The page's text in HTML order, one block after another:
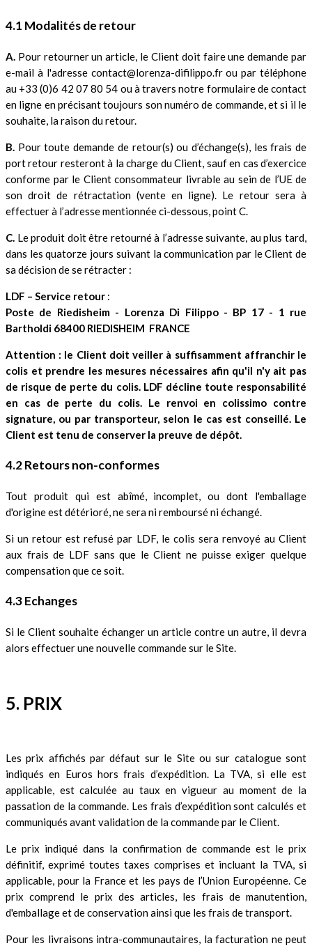
4.1 Modalités de retour
A. Pour retourner un article, le Client doit faire une demande par
e-mail à l'adresse contact@lorenza-difilippo.fr ou par téléphone
au +33 (0)6 42 07 80 54 ou à travers notre formulaire de contact
en ligne en précisant toujours son numéro de commande, et si il le
souhaite, la raison du retour.
B. Pour toute demande de retour(s) ou d’échange(s), les frais de
port retour resteront à la charge du Client, sauf en cas d’exercice
conforme par le Client consommateur livrable au sein de l’UE de
son droit de rétractation (vente en ligne). Le retour sera à
effectuer à l’adresse mentionnée ci-dessous, point C.
C. Le produit doit être retourné à l’adresse suivante, au plus tard,
dans les quatorze jours suivant la communication par le Client de
sa décision de se rétracter :
LDF – Service retour :
Poste de Riedisheim - Lorenza Di Filippo - BP 17 - 1 rue
Bartholdi 68400 RIEDISHEIM FRANCE
Attention : le Client doit veiller à suffisamment affranchir le
colis et prendre les mesures nécessaires afin qu'il n'y ait pas
de risque de perte du colis. LDF décline toute responsabilité
en cas de perte du colis. Le renvoi en colissimo contre
signature, ou par transporteur, selon le cas est conseillé. Le
Client est tenu de conserver la preuve de dépôt.
4.2 Retours non-conformes
Tout produit qui est abîmé, incomplet, ou dont l'emballage
d'origine est détérioré, ne sera ni remboursé ni échangé.
Si un retour est refusé par LDF, le colis sera renvoyé au Client
aux frais de LDF sans que le Client ne puisse exiger quelque
compensation que ce soit.
4.3 Echanges
Si le Client souhaite échanger un article contre un autre, il devra
alors effectuer une nouvelle commande sur le Site.
5. PRIX
Les prix affichés par défaut sur le Site ou sur catalogue sont
indiqués en Euros hors frais d’expédition. La TVA, si elle est
applicable, est calculée au taux en vigueur au moment de la
passation de la commande. Les frais d’expédition sont calculés et
communiqués avant validation de la commande par le Client.
Le prix indiqué dans la confirmation de commande est le prix
définitif, exprimé toutes taxes comprises et incluant la TVA, si
applicable, pour la France et les pays de l’Union Européenne. Ce
prix comprend le prix des articles, les frais de manutention,
d'emballage et de conservation ainsi que les frais de transport.
Pour les livraisons intra-communautaires, la facturation ne peut